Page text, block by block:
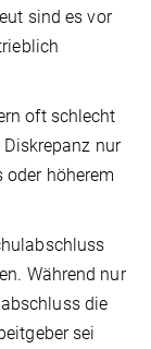
sind es vor
oft schlecht
nur
oder höherem
Während nur
die
sei